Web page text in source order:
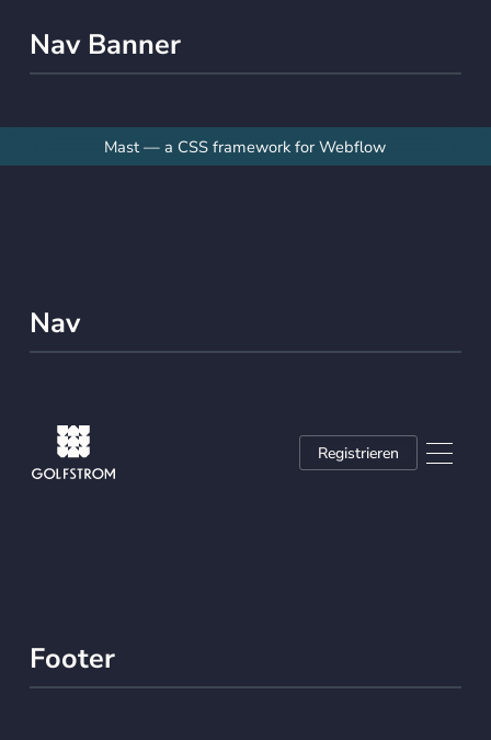
Nav Banner
Mast — a CSS framework for Webflow
Nav
Registrieren
Footer